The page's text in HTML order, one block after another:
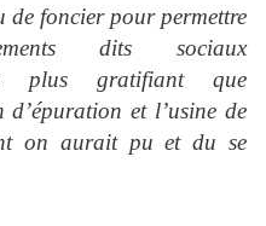
de foncier pour permettre
dits sociaux
plus gratifiant que
et l’usine de
on aurait pu et du se